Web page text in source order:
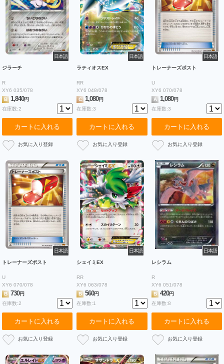
日本語
ジラーチ
R
XY6 035/078
B
1,840円
在庫数:2
カートに入れる
日本語
ラティオスEX
RR
XY6 048/078
C
1,080円
在庫数:3
カートに入れる
日本語
トレーナーズポスト
U
XY6 070/078
A 1,080円
在庫数:3
カートに入れる
日本語
トレーナーズポスト
U
XY6 070/078
B
730円
在庫数:2
カートに入れる
日本語
シェイミEX
RR
XY6 063/078
B
560円
在庫数:1
カートに入れる
日本語
レシラム
R
XY6 051/078
B 420円
在庫数:8
カートに入れる